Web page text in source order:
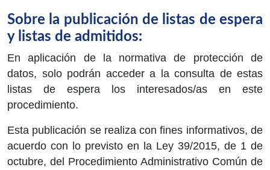
Sobre la publicación de listas de espera
y listas de admitidos:
En aplicación de la normativa de protección de
datos, solo podrán acceder a la consulta de estas
listas de espera los interesados/as en este
procedimiento.
Esta publicación se realiza con fines informativos, de
acuerdo con lo previsto en la Ley 39/2015, de 1 de
octubre, del Procedimiento Administrativo Común de